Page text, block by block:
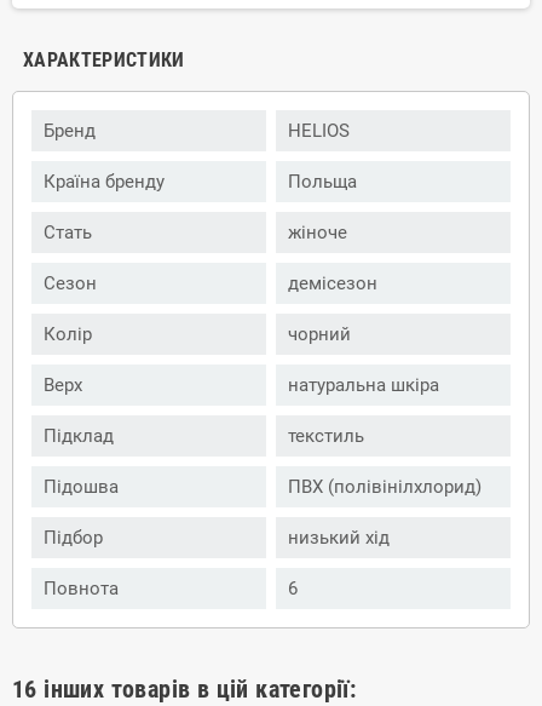
ХАРАКТЕРИСТИКИ
Бренд HELIOS
Країна бренду Польща
Стать жіноче
Сезон демісезон
Колір чорний
Верх натуральна шкіра
Підклад текстиль
Підошва ПВХ (полівінілхлорид)
Підбор низький хід
Повнота 6
16 інших товарів в цій категорії: